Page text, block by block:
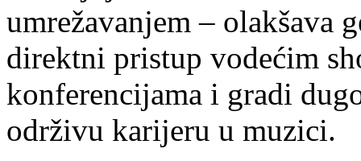
umrežavanjem – olakšava
direktni pristup vodećim
konferencijama i gradi
održivu karijeru u muzici.